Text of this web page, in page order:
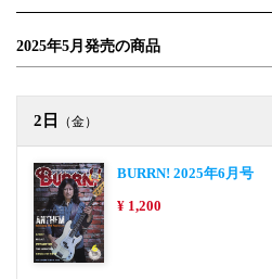
2025年5月 発売の商品
2日 （金）
BURRN! 2025年6月号
¥ 1,200